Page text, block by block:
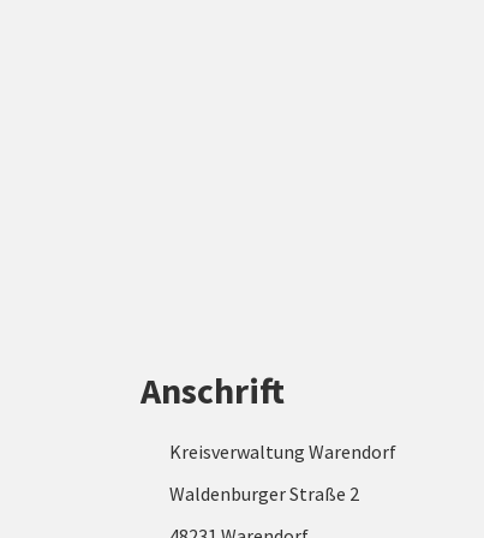
Anschrift
Kreisverwaltung Warendorf
Waldenburger Straße 2